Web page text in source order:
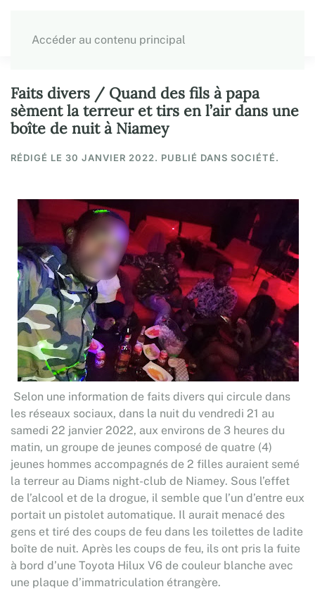
Accéder au contenu principal
Faits divers / Quand des fils à papa
sèment la terreur et tirs en l’air dans une
boîte de nuit à Niamey
RÉDIGÉ LE 30 JANVIER 2022. PUBLIÉ DANS SOCIÉTÉ.
Selon une information de faits divers qui circule dans
les réseaux sociaux, dans la nuit du vendredi 21 au
samedi 22 janvier 2022, aux environs de 3 heures du
matin, un groupe de jeunes composé de quatre (4)
jeunes hommes accompagnés de 2 filles auraient semé
la terreur au Diams night-club de Niamey. Sous l’effet
de l’alcool et de la drogue, il semble que l’un d’entre eux
portait un pistolet automatique. Il aurait menacé des
gens et tiré des coups de feu dans les toilettes de ladite
boîte de nuit. Après les coups de feu, ils ont pris la fuite
à bord d’une Toyota Hilux V6 de couleur blanche avec
une plaque d’immatriculation étrangère.